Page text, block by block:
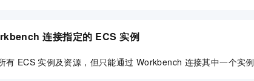
连接指定的 ECS 实例
有 ECS 实例及资源，但只能通过 Workbench 连接其中一个实例